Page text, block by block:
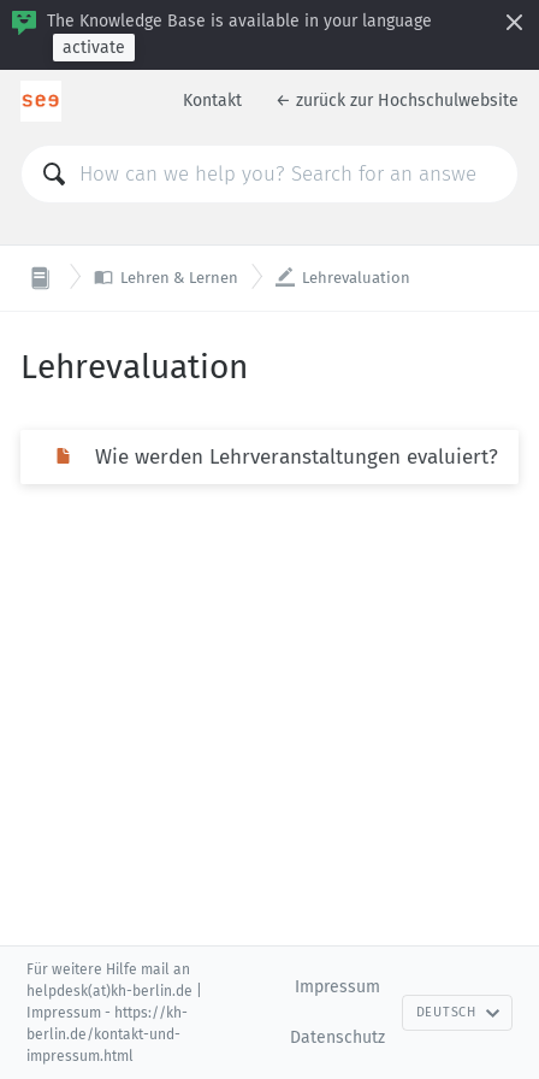
The Knowledge Base is available in your language
activate
Kontakt ← zurück zur Hochschulwebsite
 Lehren & Lernen  Lehrevaluation
Lehrevaluation
Wie werden Lehrveranstaltungen evaluiert?
Für weitere Hilfe mail an
helpdesk(at)kh-berlin.de |
Impressum - https://kh-
berlin.de/kontakt-und-
impressum.html
Impressum
Datenschutz
DEUTSCH